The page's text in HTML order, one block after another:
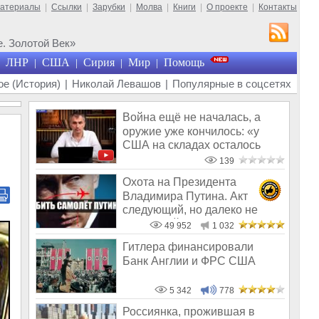
Ссылки Зарубки Молва Книги О проекте Контакты
Золотой Век»
ЛНР | США | Сирия | Мир | Помощь
(История) | Николай Левашов | Популярные в соцсетях
Война ещё не началась, а
оружие уже кончилось: «у
США на складах осталось
139
Охота на Президента
Владимира Путина. Акт
следующий, но далеко не
последний
49 952 1 032
Гитлера финансировали
Банк Англии и ФРС США
5 342 778
Россиянка, прожившая в